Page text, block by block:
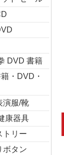
DVD 書籍
・DVD・
演服/靴
康器具
トリー
ボタン